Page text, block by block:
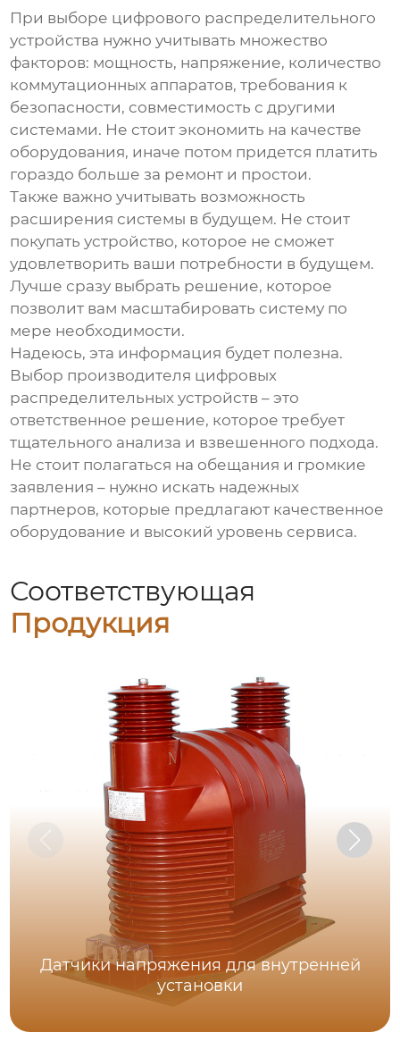
При выборе цифрового распределительного
устройства нужно учитывать множество
факторов: мощность, напряжение, количество
коммутационных аппаратов, требования к
безопасности, совместимость с другими
системами. Не стоит экономить на качестве
оборудования, иначе потом придется платить
гораздо больше за ремонт и простои.
Также важно учитывать возможность
расширения системы в будущем. Не стоит
покупать устройство, которое не сможет
удовлетворить ваши потребности в будущем.
Лучше сразу выбрать решение, которое
позволит вам масштабировать систему по
мере необходимости.
Надеюсь, эта информация будет полезна.
Выбор производителя цифровых
распределительных устройств – это
ответственное решение, которое требует
тщательного анализа и взвешенного подхода.
Не стоит полагаться на обещания и громкие
заявления – нужно искать надежных
партнеров, которые предлагают качественное
оборудование и высокий уровень сервиса.
Соответствующая
Продукция
Датчики напряжения для внутренней
установки